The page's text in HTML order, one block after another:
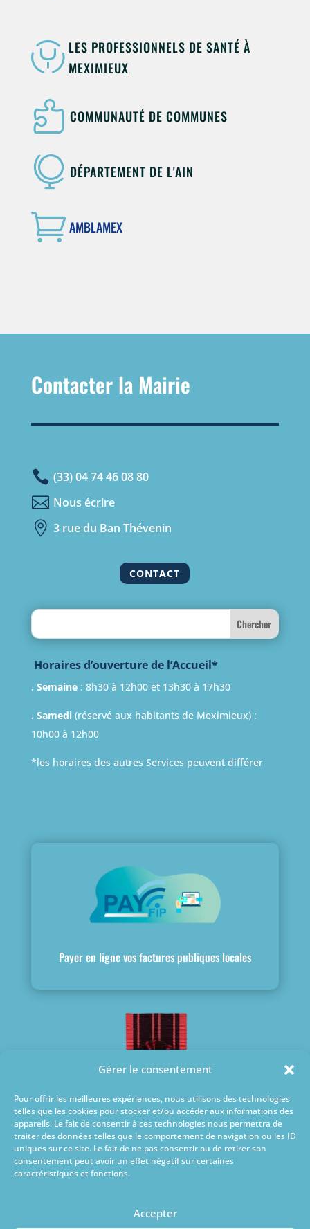
Gérer le consentement
Pour offrir les meilleures expériences, nous utilisons des technologies
telles que les cookies pour stocker et/ou accéder aux informations des
appareils. Le fait de consentir à ces technologies nous permettra de
traiter des données telles que le comportement de navigation ou les ID
uniques sur ce site. Le fait de ne pas consentir ou de retirer son
consentement peut avoir un effet négatif sur certaines
caractéristiques et fonctions.
Accepter
 LES PROFESSIONNELS DE SANTÉ À
MEXIMIEUX
 COMMUNAUTÉ DE COMMUNES
 DÉPARTEMENT DE L'AIN
 AMBLAMEX
Contacter la Mairie
 (33) 04 74 46 08 80
 Nous écrire
 3 rue du Ban Thévenin
CONTACT
Search
Horaires d’ouverture de l’Accueil*
. Semaine: 8h30 à 12h00 et 13h30 à 17h30
. Samedi(réservé aux habitants de Meximieux) :
10h00 à 12h00
*les horaires des autres Services peuvent différer
Payer en ligne vos factures publiques locales